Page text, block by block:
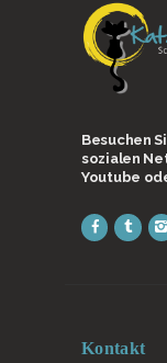
Besuchen
sozialen
Youtube
Kontakt